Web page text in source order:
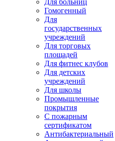
Для больниц
Гомогенный
Для
государственных
учреждений
Для торговых
площадей
Для фитнес клубов
Для детских
учреждений
Для школы
Промышленные
покрытия
С пожарным
сертификатом
Антибактериальный